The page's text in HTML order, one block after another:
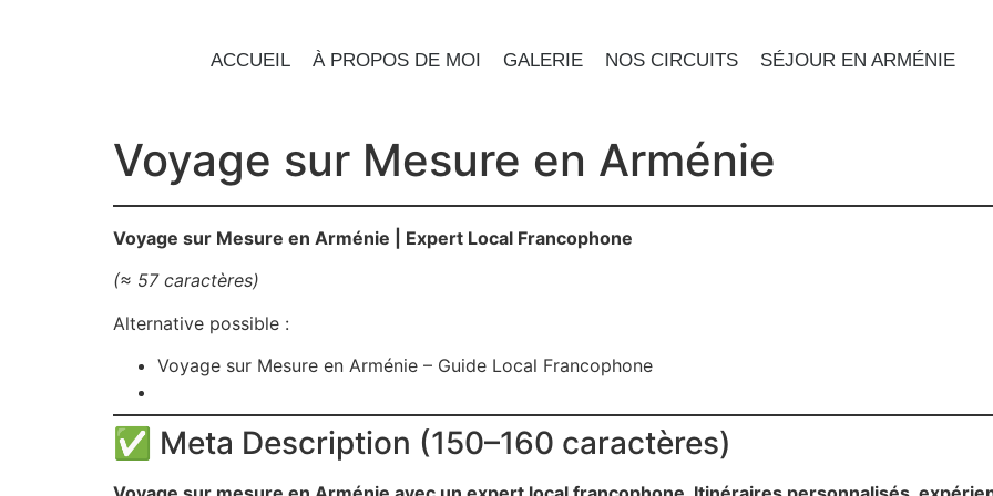
ACCUEIL À PROPOS DE MOI GALERIE NOS CIRCUITS SÉJOUR EN ARMÉNIE
Voyage sur Mesure en Arménie
Voyage sur Mesure en Arménie | Expert Local Francophone
(≈ 57 caractères)
Alternative possible :
Voyage sur Mesure en Arménie – Guide Local Francophone
✅ Meta Description (150–160 caractères)